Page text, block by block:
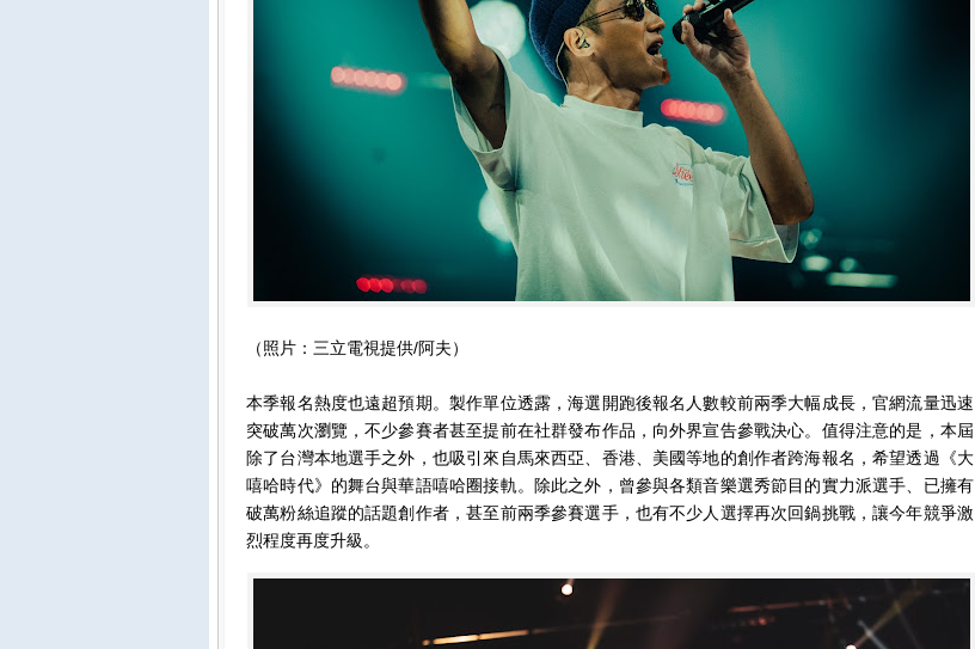
（照片：三立電視提供/阿夫）
本季報名熱度也遠超預期。製作單位透露，海選開跑後報名人數較前兩季大幅成長，官網流量迅速
突破萬次瀏覽，不少參賽者甚至提前在社群發布作品，向外界宣告參戰決心。值得注意的是，本屆
除了台灣本地選手之外，也吸引來自馬來西亞、香港、美國等地的創作者跨海報名，希望透過《大
嘻哈時代》的舞台與華語嘻哈圈接軌。除此之外，曾參與各類音樂選秀節目的實力派選手、已擁有
破萬粉絲追蹤的話題創作者，甚至前兩季參賽選手，也有不少人選擇再次回鍋挑戰，讓今年競爭激
烈程度再度升級。